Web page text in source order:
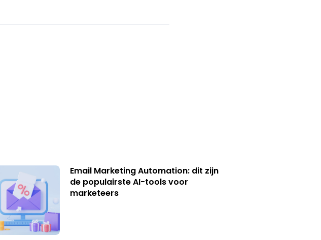
Email Marketing Automation: dit zijn
de populairste AI-tools voor
marketeers